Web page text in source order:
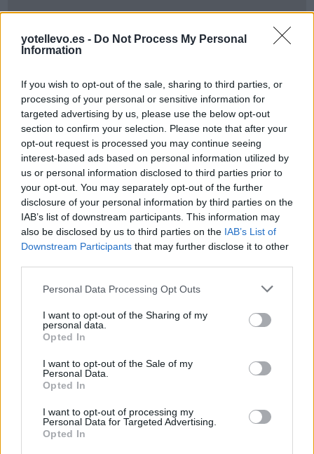
yotellevo.es - Do Not Process My Personal
Information
If you wish to opt-out of the sale, sharing to third parties, or
processing of your personal or sensitive information for
targeted advertising by us, please use the below opt-out
section to confirm your selection. Please note that after your
opt-out request is processed you may continue seeing
interest-based ads based on personal information utilized by
us or personal information disclosed to third parties prior to
your opt-out. You may separately opt-out of the further
disclosure of your personal information by third parties on the
IAB’s list of downstream participants. This information may
also be disclosed by us to third parties on the IAB’s List of
Downstream Participants that may further disclose it to other
Personal Data Processing Opt Outs
I want to opt-out of the Sharing of my
personal data.
Opted In
I want to opt-out of the Sale of my
Personal Data.
Opted In
I want to opt-out of processing my
Personal Data for Targeted Advertising.
Opted In
Cómo ir desde Cuenca a Toulouse
Resumen de datos de la ruta entre Cuenca y
Toulouse
Tipo de
combustible
Precio
por litro
Gasto
Gasto
Gasto
10l/100km
0,00€
0,00€
Gasolina 98 0,00€